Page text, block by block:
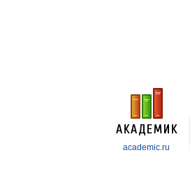
academic.ru